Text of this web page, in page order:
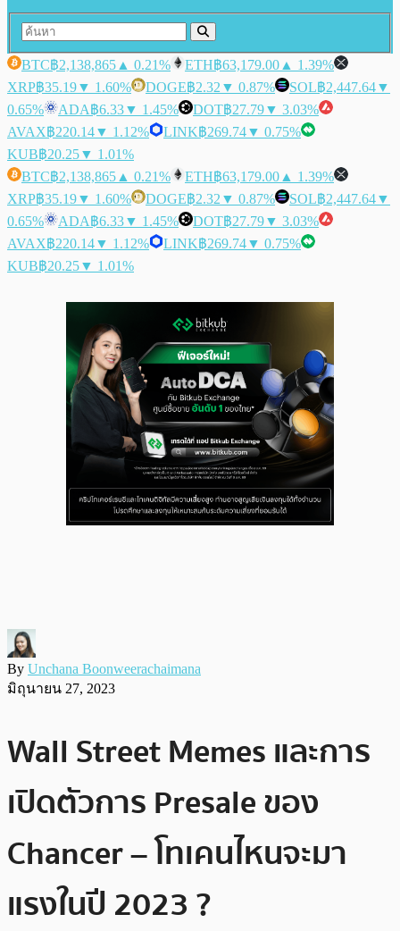
BTC฿2,138,865 ▲ 0.21% ETH฿63,179.00 ▲ 1.39%
XRP฿35.19▼ 1.60% DOGE฿2.32 ▼ 0.87% SOL฿2,447.64▼
0.65%
ADA฿6.33▼ 1.45% DOT฿27.79▼ 3.03%
AVAX฿220.14▼ 1.12% LINK฿269.74▼ 0.75%
KUB฿20.25▼ 1.01%
BTC฿2,138,865 ▲ 0.21% ETH฿63,179.00 ▲ 1.39%
XRP฿35.19▼ 1.60% DOGE฿2.32 ▼ 0.87% SOL฿2,447.64▼
0.65%
ADA฿6.33▼ 1.45% DOT฿27.79▼ 3.03%
AVAX฿220.14▼ 1.12% LINK฿269.74▼ 0.75%
KUB฿20.25▼ 1.01%
By Unchana Boonweerachaimana
มิถุนายน 27, 2023
Wall Street Memes และการ
เปิดตัวการ Presale ของ
Chancer – โทเคนไหนจะมา
แรงในปี 2023 ?